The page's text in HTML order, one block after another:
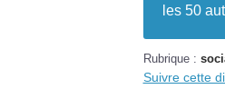
les 50
Rubrique :
Suivre cette